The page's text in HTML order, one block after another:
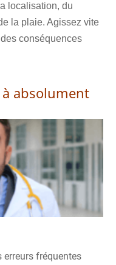
localisation, du
la plaie. Agissez vite
conséquences
absolument
erreurs fréquentes